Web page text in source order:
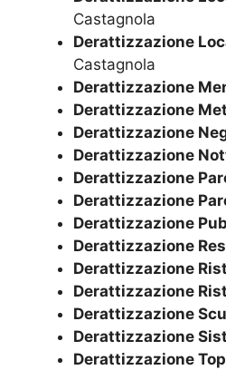
Castagnola
Derattizzazione
Castagnola
Derattizzazione
Derattizzazione
Derattizzazione
Derattizzazione
Derattizzazione
Derattizzazione
Derattizzazione Pub
Derattizzazione
Derattizzazione
Derattizzazione
Derattizzazione
Derattizzazione
Derattizzazione